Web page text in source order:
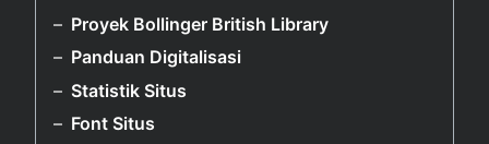
Proyek Bollinger British Library
Panduan Digitalisasi
Statistik Situs
Font Situs